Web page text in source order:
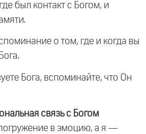
был контакт с Богом, и
о том, где и когда вы
Бога, вспоминайте, что Он
связь с Богом
в эмоцию, а я —